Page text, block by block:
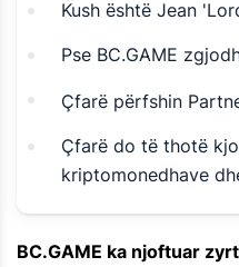
Kush është Jean
Pse BC.GAME
Çfarë përfshin
Çfarë do të thotë
kriptomonedhave
BC.GAME ka njoftuar